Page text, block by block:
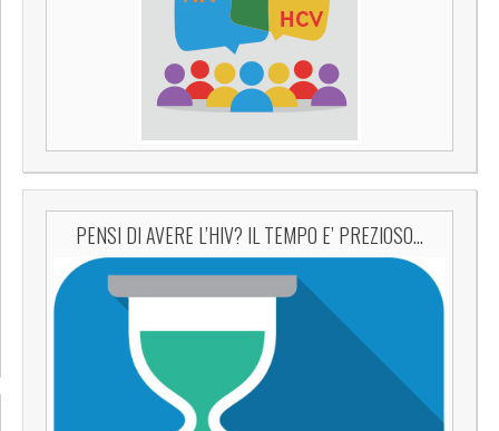
PENSI DI AVERE L’HIV? IL TEMPO E’ PREZIOSO…